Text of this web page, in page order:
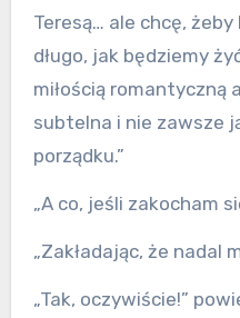
Teresą… ale chcę,
długo, jak będziemy
miłością romantyczną
subtelna i nie zawsze
porządku.”
„A co, jeśli zakocham
„Zakładając, że nadal
„Tak, oczywiście!”